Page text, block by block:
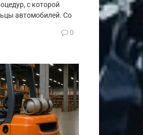
с которой
автомобилей. Со
0